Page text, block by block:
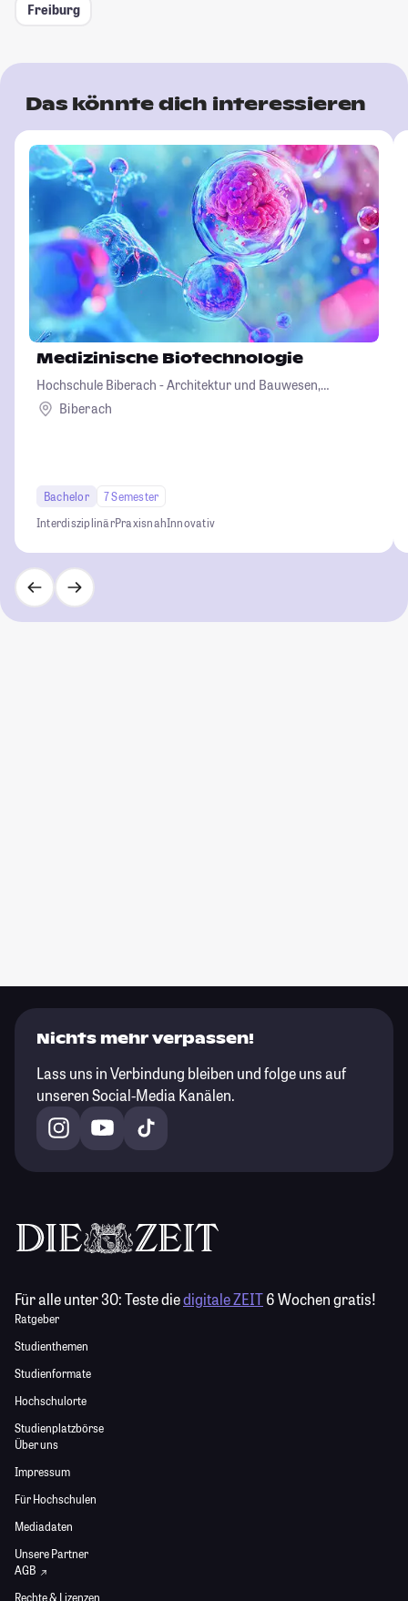
Freiburg
Das könnte dich interessieren
Medizinische Biotechnologie
Hochschule Biberach - Architektur und Bauwesen,
Betriebswirtschaft und Biotechnologie
Biberach
Bachelor
7 Semester
InterdisziplinärPraxisnahInnovativ
Nichts mehr verpassen!
Lass uns in Verbindung bleiben und folge uns auf
unseren Social-Media Kanälen.
Für alle unter 30:Teste diedigitale ZEIT6 Wochen gratis!
Ratgeber
Studienthemen
Studienformate
Hochschulorte
Studienplatzbörse
Über uns
Impressum
Für Hochschulen
Mediadaten
Unsere Partner
AGB
Rechte & Lizenzen